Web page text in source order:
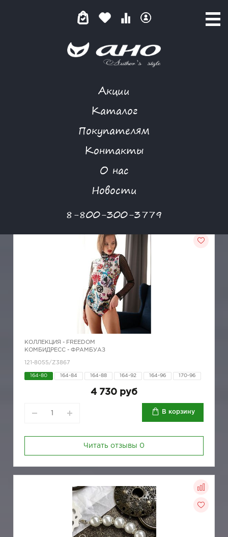
Акции
Каталог
Покупателям
Контакты
О нас
Новости
8-800-300-3779
КАТАЛОГ ТОВАРОВ
КОЛЛЕКЦИЯ - FREEDOM
КОМБИДРЕСС - ФРАМБУАЗ
121-8055/Z3867
164-80 164-84 164-88 164-92 164-96 170-96
4 730 руб
В корзину
Читать отзывы 0